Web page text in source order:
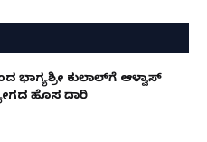
ಭಾಗ್ಯಶ್ರೀ ಕುಲಾಲ್‌ಗೆ ಆಳ್ವಾಸ್
ಹೊಸ ದಾರಿ